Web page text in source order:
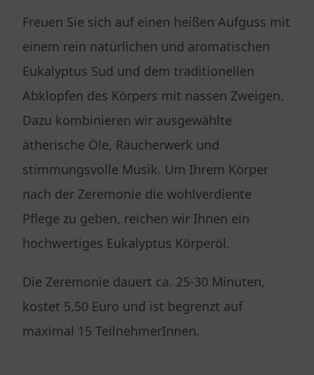
Freuen Sie sich auf einen heißen Aufguss mit
einem rein natürlichen und aromatischen
Eukalyptus Sud und dem traditionellen
Abklopfen des Körpers mit nassen Zweigen.
Dazu kombinieren wir ausgewählte
ätherische Öle, Räucherwerk und
stimmungsvolle Musik. Um Ihrem Körper
nach der Zeremonie die wohlverdiente
Pflege zu geben, reichen wir Ihnen ein
hochwertiges Eukalyptus Körperöl.
Die Zeremonie dauert ca. 25-30 Minuten,
kostet 5,50 Euro und ist begrenzt auf
maximal 15 TeilnehmerInnen.